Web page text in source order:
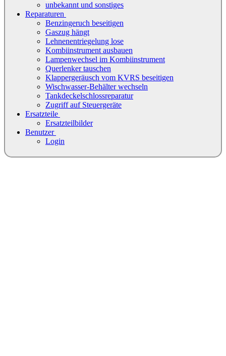
unbekannt und sonstiges
Reparaturen
Benzingeruch beseitigen
Gaszug hängt
Lehnenentriegelung lose
Kombiinstrument ausbauen
Lampenwechsel im Kombiinstrument
Querlenker tauschen
Klappergeräusch vom KVRS beseitigen
Wischwasser-Behälter wechseln
Tankdeckelschlossreparatur
Zugriff auf Steuergeräte
Ersatzteile
Ersatzteilbilder
Benutzer
Login